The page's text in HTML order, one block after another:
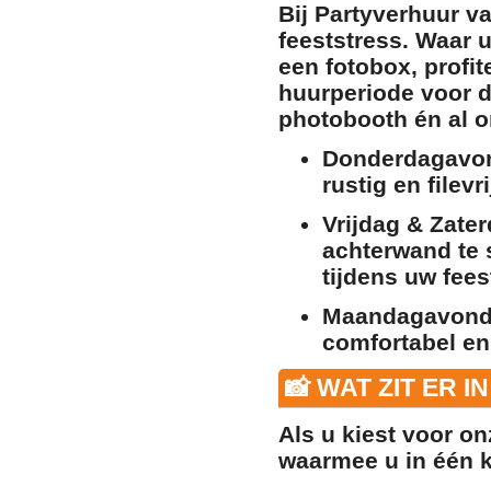
Bij Partyverhuur
feeststress. Waar
een fotobox,
huurperiode voor
photobooth én al
rustig en
Vrijdag &
achterwand te
tijdens uw
comfortabel
📸 WAT ZIT ER
Als u kiest voor
waarmee u in één